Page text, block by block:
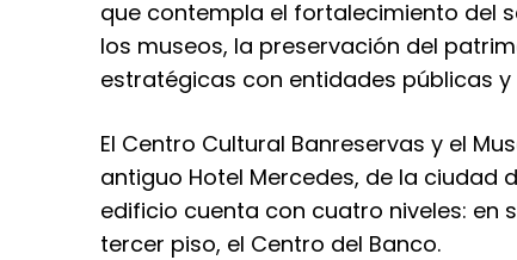
que contempla el fortalecimiento del
los museos, la preservación del
estratégicas con entidades públicas y
El Centro Cultural Banreservas y el
antiguo Hotel Mercedes, de la ciudad
edificio cuenta con cuatro niveles: en
tercer piso, el Centro del Banco.